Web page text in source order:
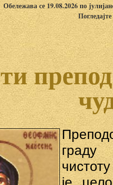
Обележава се 19.08.2026 по
граду